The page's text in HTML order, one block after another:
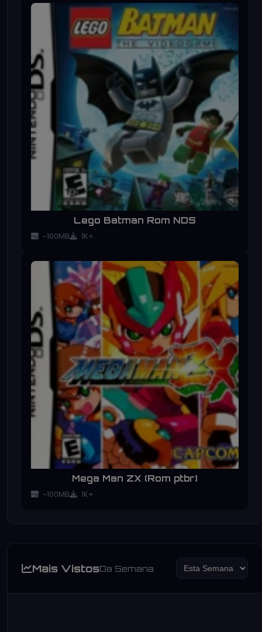
Lego Batman Rom NDS
~100MB 1K+
Mega Man ZX (Rom ptbr)
~100MB 1K+
Mais VistosDa Semana